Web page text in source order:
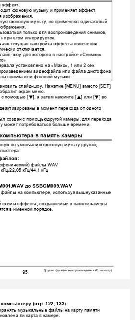
эффект.
фоновую музыку и применяет эффект
изображения.
фоновую музыку, но применяют одинаковый
.
только для воспроизведения снимков,
» при этом игнорируется.
аях текущая настройка эффекта изменения
отключается
-шоу, для которого в настройке «Снимки»
»
установлено на « Макс», 1 или 2 сек.
видеофайла или файла диктофона
снимка или фоновой музыки
слайд-шоу. Нажатие [MENU] вместо [SET]
экран меню
с помощью 2 ], а затем нажмите 8 или [ 2 ] во
деактивированы в момент перехода от одного
создан с помощьюдругой камеры , для перехода
может потребоваться больше времени
компьютера в память камеры
по умолчанию фоновую музыку другой,
:
ческий) файлы WAV
кГц/22,05 кГц/44,1 кГц
до SSBGM009.WAV
файлы на компьютере используя вышеуказанные
схемы эффекта сохраняемые в памяти камеры
в именном порядке
Другие функции воспроизведения (Просмотр)
95
компьютеру (стр. 122, 133).
музыкальные файлы на карту памяти
ли карта в камере.